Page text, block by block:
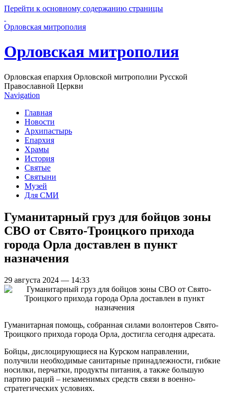
Перейти к основному содержанию страницы
Орловская митрополия
Орловская митрополия
Орловская епархия Орловской митрополии Русской
Православной Церкви
Navigation
Главная
Новости
Архипастырь
Епархия
Храмы
История
Святые
Святыни
Музей
Для СМИ
Гуманитарный груз для бойцов зоны
СВО от Свято-Троицкого прихода
города Орла доставлен в пункт
назначения
29 августа 2024 — 14:33
Гуманитарная помощь, собранная силами волонтеров Свято-
Троицкого прихода города Орла, достигла сегодня адресата.
Бойцы, дислоцирующиеся на Курском направлении,
получили необходимые санитарные принадлежности, гибкие
носилки, перчатки, продукты питания, а также большую
партию раций – незаменимых средств связи в военно-
стратегических условиях.